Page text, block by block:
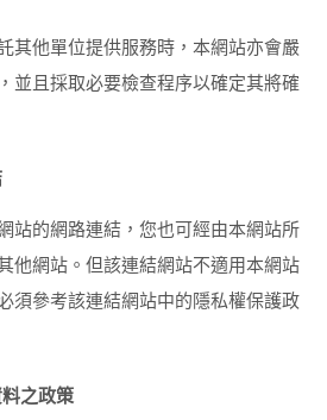
其他單位提供服務時，本網站亦會嚴
並且採取必要檢查程序以確定其將確
站的網路連結，您也可經由本網站所
他網站。但該連結網站不適用本網站
須參考該連結網站中的隱私權保護政
之政策